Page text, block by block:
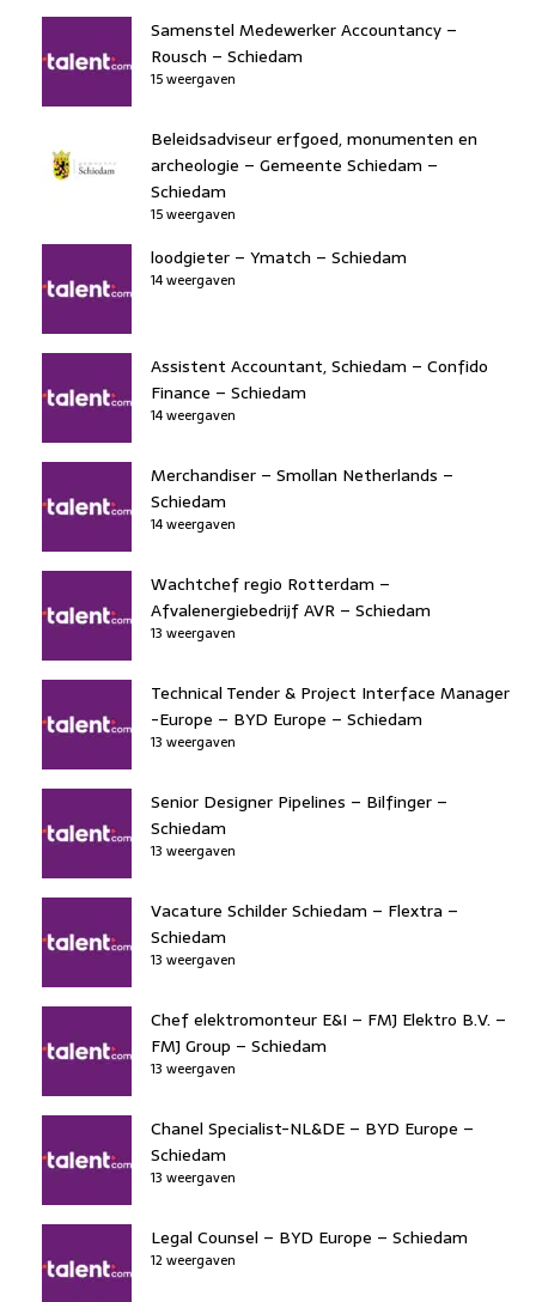
Samenstel Medewerker Accountancy –
Rousch – Schiedam
15 weergaven
Beleidsadviseur erfgoed, monumenten en
archeologie – Gemeente Schiedam –
Schiedam
15 weergaven
loodgieter – Ymatch – Schiedam
14 weergaven
Assistent Accountant, Schiedam – Confido
Finance – Schiedam
14 weergaven
Merchandiser – Smollan Netherlands –
Schiedam
14 weergaven
Wachtchef regio Rotterdam –
Afvalenergiebedrijf AVR – Schiedam
13 weergaven
Technical Tender & Project Interface Manager
-Europe – BYD Europe – Schiedam
13 weergaven
Senior Designer Pipelines – Bilfinger –
Schiedam
13 weergaven
Vacature Schilder Schiedam – Flextra –
Schiedam
13 weergaven
Chef elektromonteur E&I – FMJ Elektro B.V. –
FMJ Group – Schiedam
13 weergaven
Chanel Specialist-NL&DE – BYD Europe –
Schiedam
13 weergaven
Legal Counsel – BYD Europe – Schiedam
12 weergaven